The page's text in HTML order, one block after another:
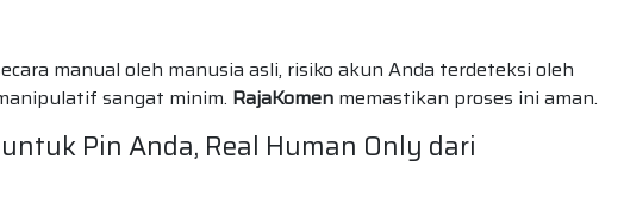
manual oleh manusia asli, risiko akun Anda terdeteksi oleh
sangat minim. RajaKomen memastikan proses ini aman.
Pin Anda, Real Human Only dari